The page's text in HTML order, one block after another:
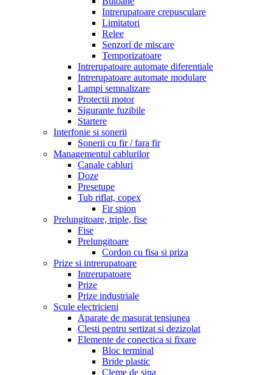
Intrerupatoare crepusculare
Limitatori
Relee
Senzori de miscare
Temporizatoare
Intrerupatoare automate diferentiale
Intrerupatoare automate modulare
Lampi semnalizare
Protectii motor
Sigurante fuzibile
Startere
Interfonie si sonerii
Sonerii cu fir / fara fir
Managementul cablurilor
Canale cabluri
Doze
Presetupe
Tub riflat, copex
Fir spion
Prelungitoare, triple, fise
Fise
Prelungitoare
Cordon cu fisa si priza
Prize si intrerupatoare
Intrerupatoare
Prize
Prize industriale
Scule electricieni
Aparate de masurat tensiunea
Clesti pentru sertizat si dezizolat
Elemente de conectica si fixare
Bloc terminal
Bride plastic
Cleme de sina